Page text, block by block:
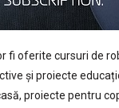
fi oferite cursuri de
și proiecte
proiecte pentru